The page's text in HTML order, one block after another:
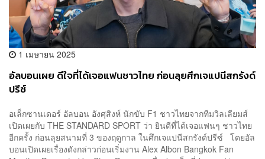
1 เมษายน 2025
อัลบอนเผย ดีใจที่ได้เจอแฟนชาวไทย ก่อนลุยศึกเจแปนีสกรังด์
ปรีซ์
อเล็กซานเดอร์ อัลบอน อังศุสิงห์ นักขับ F1 ชาวไทยจากทีมวิลเลียมส์
เปิดเผยกับ THE STANDARD SPORT ว่า ยินดีที่ได้เจอแฟนๆ ชาวไทย
อีกครั้ง ก่อนลุยสนามที่ 3 ของฤดูกาล ในศึกเจแปนีสกรังด์ปรีซ์ โดยอัล
บอนเปิดเผยเรื่องดังกล่าวก่อนเริ่มงาน Alex Albon Bangkok Fan